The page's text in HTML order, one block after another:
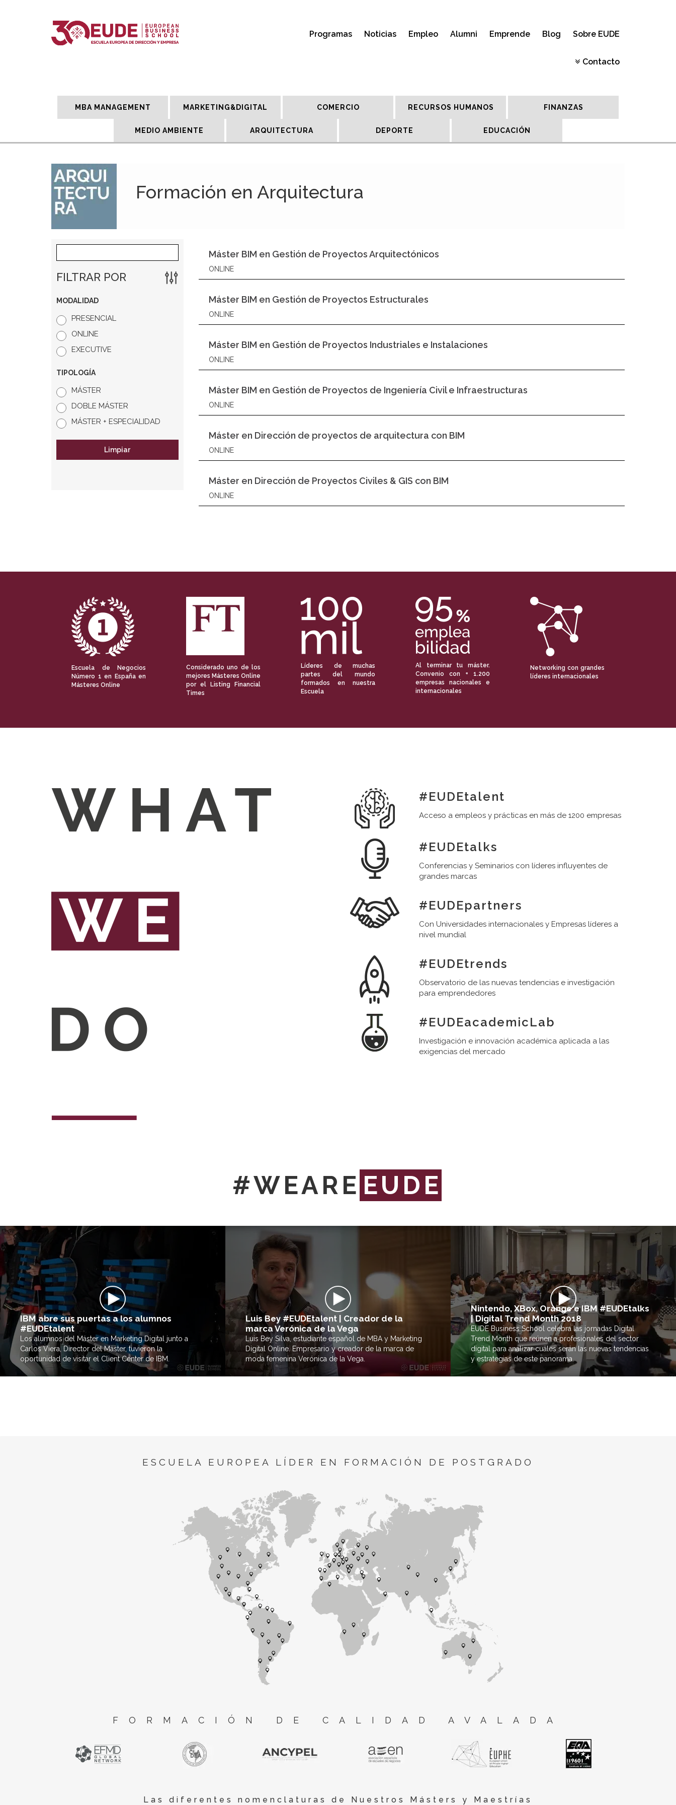
Programas Noticias Empleo Alumni Emprende Blog Sobre EUDE
Contacto
MBA MANAGEMENT MARKETING&DIGITAL COMERCIO RECURSOS HUMANOS FINANZAS
MEDIO AMBIENTE ARQUITECTURA DEPORTE EDUCACIÓN
Formación en Arquitectura
FILTRAR POR
MODALIDAD
PRESENCIAL
ONLINE
EXECUTIVE
TIPOLOGÍA
MÁSTER
DOBLE MÁSTER
MÁSTER + ESPECIALIDAD
Limpiar
Máster BIM en Gestión de Proyectos Arquitectónicos
ONLINE
Máster BIM en Gestión de Proyectos Estructurales
ONLINE
Máster BIM en Gestión de Proyectos Industriales e Instalaciones
ONLINE
Máster BIM en Gestión de Proyectos de Ingeniería Civil e Infraestructuras
ONLINE
Máster en Dirección de proyectos de arquitectura con BIM
ONLINE
Máster en Dirección de Proyectos Civiles & GIS con BIM
ONLINE
Escuela de Negocios
Número 1 en España en
Másteres Online
Considerado uno de los
mejores Másteres Online
por el Listing Financial
Times
Líderes de muchas
partes del mundo
formados en nuestra
Escuela
Al terminar tu máster.
Convenio con + 1.200
empresas nacionales e
internacionales
Networking con grandes
líderes internacionales
#EUDEtalent
Acceso a empleos y prácticas en más de 1200 empresas
#EUDEtalks
Conferencias y Seminarios con líderes influyentes de
grandes marcas
#EUDEpartners
Con Universidades internacionales y Empresas líderes a
nivel mundial
#EUDEtrends
Observatorio de las nuevas tendencias e investigación
para emprendedores
#EUDEacademicLab
Investigación e innovación académica aplicada a las
exigencias del mercado
#WEARE EUDE
IBM abre sus puertas a los alumnos
#EUDEtalent
Los alumnos del Máster en Marketing Digital junto a
Carlos Viera, Director del Máster, tuvieron la
oportunidad de visitar el Client Center de IBM.
Luis Bey #EUDEtalent | Creador de la
marca Verónica de la Vega
Luis Bey Silva, estudiante español de MBA y Marketing
Digital Online. Empresario y creador de la marca de
moda femenina Verónica de la Vega.
Nintendo, XBox, Orange e IBM #EUDEtalks
| Digital Trend Month 2018
EUDE Business School celebra las jornadas Digital
Trend Month que reúnen a profesionales del sector
digital para analizar cuáles serán las nuevas tendencias
y estrategias de este panorama.
ESCUELA EUROPEA LÍDER EN FORMACIÓN DE POSTGRADO
FORMACIÓN DE CALIDAD AVALADA
Las diferentes nomenclaturas de Nuestros Másters y Maestrías